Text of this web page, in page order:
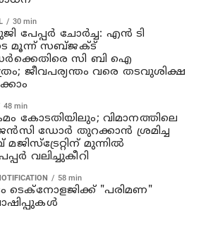
30 min
പേപ്പർ ചോർച്ച: എൻ ടി
മൂന്ന് സബ്ജക്ട്
സി ബി ഐ
ജീവപര്യന്തം വരെ തടവുശിക്ഷ
48 min
കോടതിയിലും; വിമാനത്തിലെ
ഡോര്‍ തുറക്കാന്‍ ശ്രമിച്ച
മുന്നില്‍
വലിച്ചുകീറി
58 min
ടെക്‌നോളജിക്ക് "പരിമണ"